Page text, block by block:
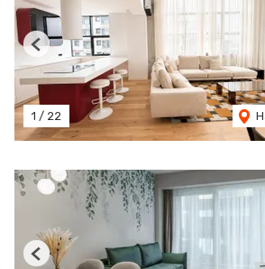
1 / 22
Previous
Previous